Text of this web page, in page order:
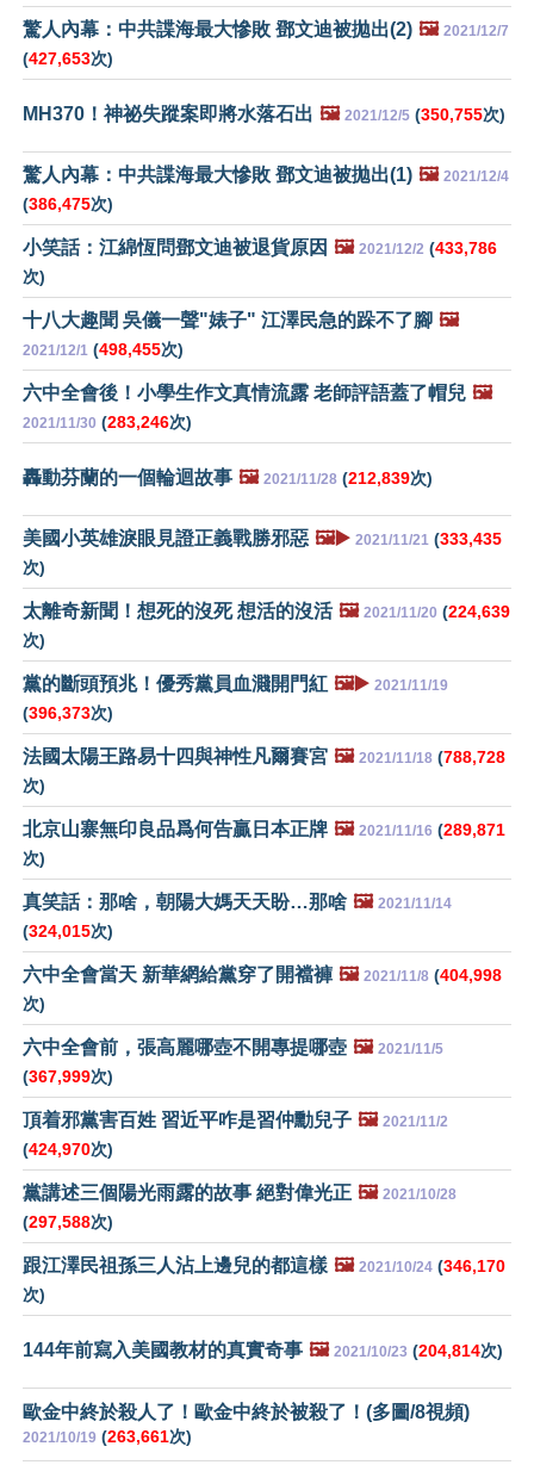
驚人內幕：中共諜海最大慘敗 鄧文迪被拋出(2) 🖼️ 2021/12/7
(427,653次)
MH370！神祕失蹤案即將水落石出 🖼️ 2021/12/5 (350,755次)
驚人內幕：中共諜海最大慘敗 鄧文迪被拋出(1) 🖼️ 2021/12/4
(386,475次)
小笑話：江綿恆問鄧文迪被退貨原因 🖼️ 2021/12/2 (433,786
次)
十八大趣聞 吳儀一聲"婊子" 江澤民急的跺不了腳 🖼️
2021/12/1 (498,455次)
六中全會後！小學生作文真情流露 老師評語蓋了帽兒 🖼️
2021/11/30 (283,246次)
轟動芬蘭的一個輪迴故事 🖼️ 2021/11/28 (212,839次)
美國小英雄淚眼見證正義戰勝邪惡 🖼️▶️ 2021/11/21 (333,435
次)
太離奇新聞！想死的沒死 想活的沒活 🖼️ 2021/11/20 (224,639
次)
黨的斷頭預兆！優秀黨員血濺開門紅 🖼️▶️ 2021/11/19
(396,373次)
法國太陽王路易十四與神性凡爾賽宮 🖼️ 2021/11/18 (788,728
次)
北京山寨無印良品爲何告贏日本正牌 🖼️ 2021/11/16 (289,871
次)
真笑話：那啥，朝陽大媽天天盼…那啥 🖼️ 2021/11/14
(324,015次)
六中全會當天 新華網給黨穿了開襠褲 🖼️ 2021/11/8 (404,998
次)
六中全會前，張高麗哪壺不開專提哪壺 🖼️ 2021/11/5
(367,999次)
頂着邪黨害百姓 習近平咋是習仲勳兒子 🖼️ 2021/11/2
(424,970次)
黨講述三個陽光雨露的故事 絕對偉光正 🖼️ 2021/10/28
(297,588次)
跟江澤民祖孫三人沾上邊兒的都這樣 🖼️ 2021/10/24 (346,170
次)
144年前寫入美國教材的真實奇事 🖼️ 2021/10/23 (204,814次)
歐金中終於殺人了！歐金中終於被殺了！(多圖/8視頻)
2021/10/19 (263,661次)